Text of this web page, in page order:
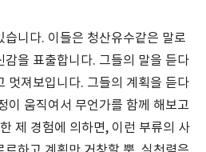
습니다. 이들은 청산유수같은 말로
감을 표출합니다. 그들의 말을 듣다
멋져보입니다. 그들의 계획을 듣다
이 움직여서 무언가를 함께 해보고
제 경험에 의하면, 이런 부류의 사